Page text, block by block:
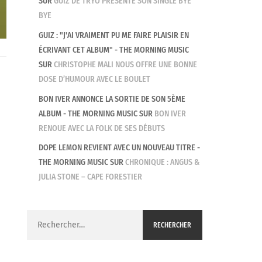
BYE
GUIZ : "J'AI VRAIMENT PU ME FAIRE PLAISIR EN
ÉCRIVANT CET ALBUM" - THE MORNING MUSIC
SURCHRISTOPHE MALI NOUS OFFRE UNE BONNE
DOSE D’HUMOUR AVEC LE BOULET
BON IVER ANNONCE LA SORTIE DE SON 5ÈME
ALBUM - THE MORNING MUSICSUR BON IVER
RENOUE AVEC LA FOLK DE SES DÉBUTS
DOPE LEMON REVIENT AVEC UN NOUVEAU TITRE -
THE MORNING MUSICSURCHRONIQUE : ANGUS &
JULIA STONE – CAPE FORESTIER